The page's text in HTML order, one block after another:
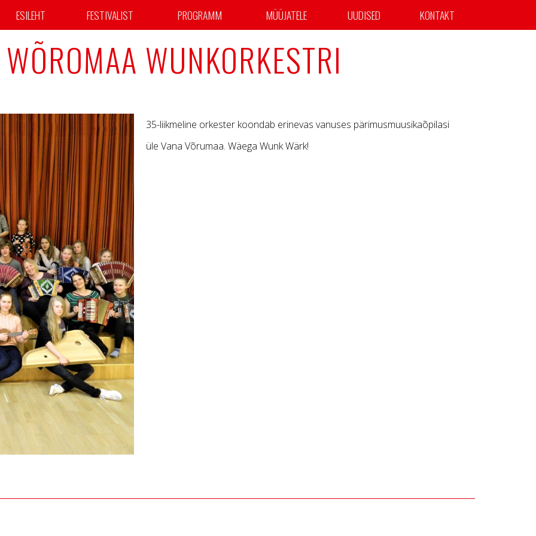
ESILEHT FESTIVALIST PROGRAMM MÜÜJATELE UUDISED KONTAKT
WUNKORKESTRI
35-liikmeline orkester koondab erinevas vanuses pärimusmuusikaõpilasi
üle Vana Võrumaa. Wäega Wunk Wärk!